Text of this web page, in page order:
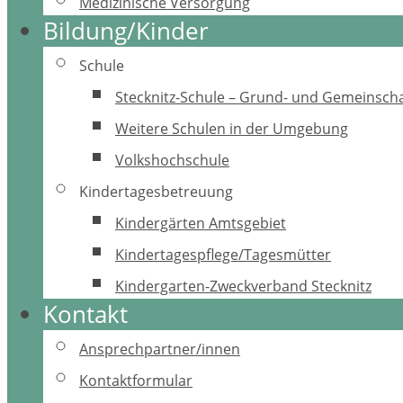
Bildung/Kinder
Schule
Stecknitz-Schule – Grund- und
Weitere Schulen in der Umgebung
Volkshochschule
Kindertagesbetreuung
Kindergärten Amtsgebiet
Kindertagespflege/Tagesmütter
Kindergarten-Zweckverband Stecknitz
Kontakt
Ansprechpartner/innen
Kontaktformular